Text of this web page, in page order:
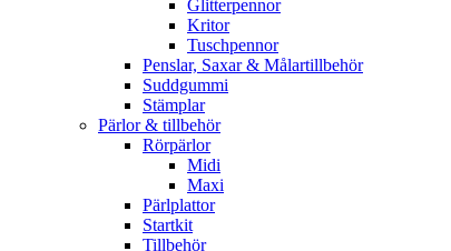
Glitterpennor
Kritor
Tuschpennor
Penslar, Saxar & Målartillbehör
Suddgummi
Stämplar
Pärlor & tillbehör
Rörpärlor
Midi
Maxi
Pärlplattor
Startkit
Tillbehör